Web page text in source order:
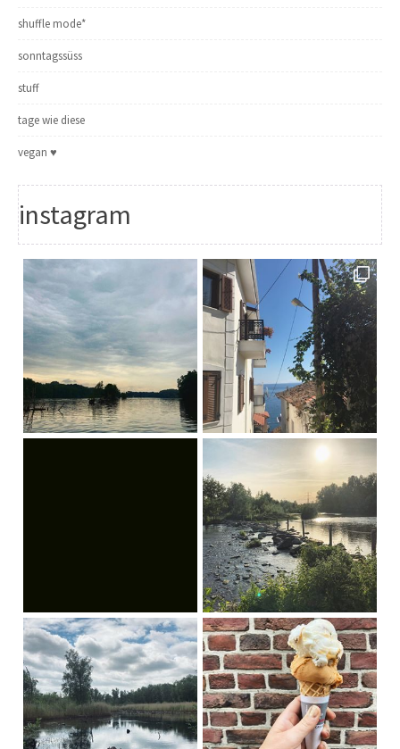
shuffle mode*
sonntagssüss
stuff
tage wie diese
vegan ♥
instagram